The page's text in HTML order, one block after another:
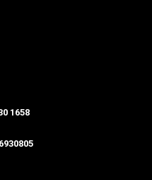
1658